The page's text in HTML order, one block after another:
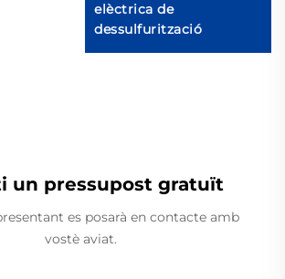
elèctrica de
dessulfurització
un pressupost gratuït
es posarà en contacte amb
vostè aviat.